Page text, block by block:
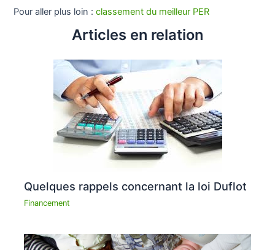
Pour aller plus loin :classement du meilleur PER
Articles en relation
Quelques rappels concernant la loi Duflot
Financement